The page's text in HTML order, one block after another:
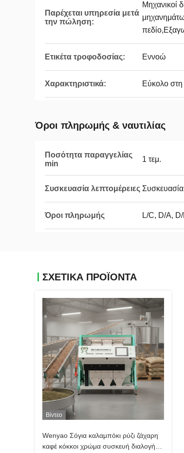
Παρέχεται υπηρεσία μετά
την πώληση:
Μηχανικοί
Ετικέτα τροφοδοσίας: Εννοώ
Χαρακτηριστικά: Εύκολο στη
Όροι πληρωμής & ναυτιλίας
Ποσότητα παραγγελίας
min
1 τεμ.
Συσκευασία λεπτομέρειες
Όροι πληρωμής L/C, D/A,
ΣΧΕΤΙΚΑ ΠΡΟΪΟΝΤΑ
Βίντεο
Wenyao Σόγια καλαμπόκι ρύζι ζάχαρη
καφέ κόκκοι χρώμα συσκευή διαλογής